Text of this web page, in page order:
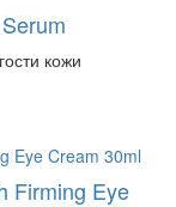
кожи
Firming Eye